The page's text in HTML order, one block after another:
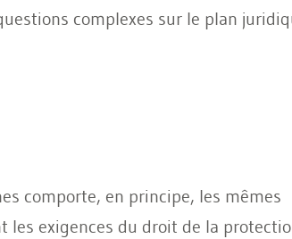
complexes sur le plan
comporte, en principe, les mêmes
les exigences du droit de la